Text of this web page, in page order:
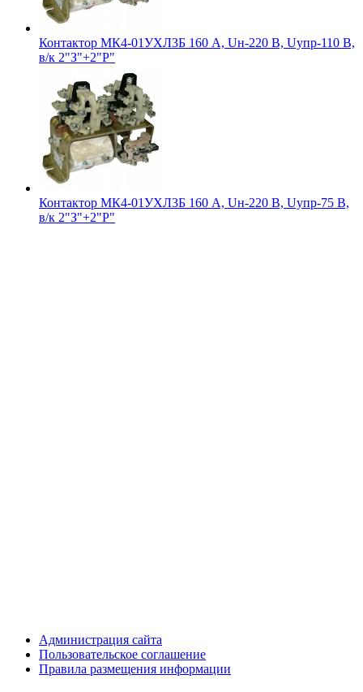
Контактор МК4-01УХЛ3Б 160 А, Uн-220 В, Uупр-110 В,
в/к 2"З"+2"Р"
Контактор МК4-01УХЛ3Б 160 А, Uн-220 В, Uупр-75 В,
в/к 2"З"+2"Р"
Администрация сайта
Пользовательское соглашение
Правила размещения информации